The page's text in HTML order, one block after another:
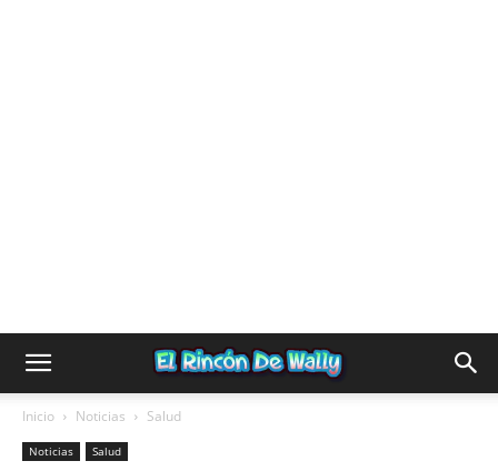
Inicio Noticias Salud
Noticias Salud